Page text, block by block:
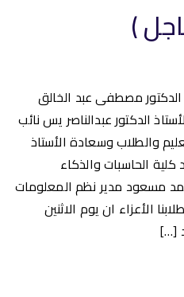
)
الدكتور مصطفى عبد الخالق
الدكتور عبدالناصر يس نائب
والطلاب وسعادة الأستاذ
كلية الحاسبات والذكاء
مسعود مدير نظم المعلومات
الأعزاء ان يوم الاثنين